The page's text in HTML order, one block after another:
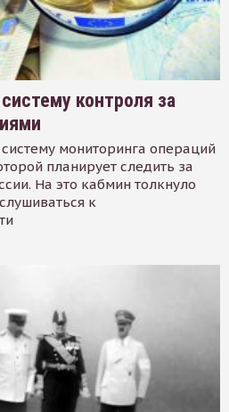
контроля за
мониторинга операций
планирует следить за
На это кабмин толкнуло
к